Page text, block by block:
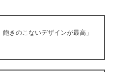
飽きのこないデザインが最高」